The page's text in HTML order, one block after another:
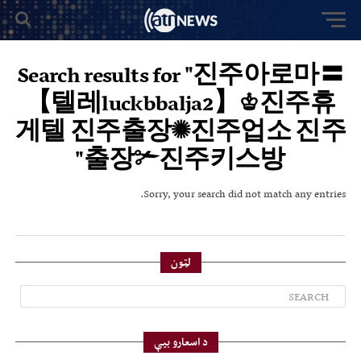
Search results for "진주아로마〓
【텔레luckbbalja2】♔진주휴
게텔 진주출장✺진주업소 진주
출장✃진주키스방"
Sorry, your search did not match any entries.
لټون
د اسعارو بیې